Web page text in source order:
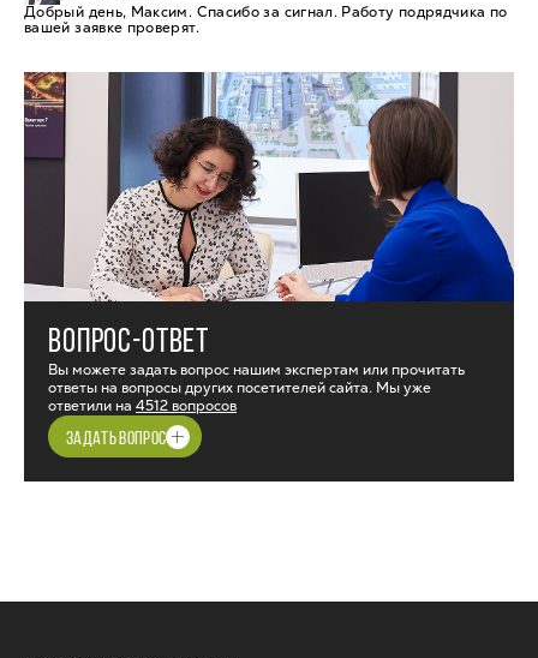
Добрый день, Максим. Спасибо за сигнал. Работу подрядчика по
вашей заявке проверят.
ВОПРОС-ОТВЕТ
Вы можете задать вопрос нашим экспертам или прочитать
ответы на вопросы других посетителей сайта. Мы уже
ответили на 4512 вопросов
ЗАДАТЬ ВОПРОС